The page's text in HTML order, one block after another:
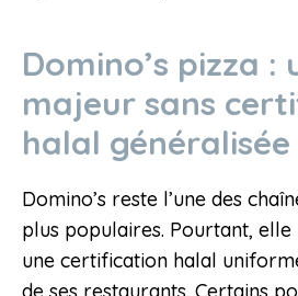
Domino’s pizza :
majeur sans
halal généralisée
Domino’s reste l’une des
plus populaires. Pourtant,
une certification halal